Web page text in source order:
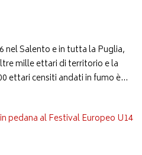
nel Salento e in tutta la Puglia,
mille ettari di territorio e la
ettari censiti andati in fumo è...
pedana al Festival Europeo U14